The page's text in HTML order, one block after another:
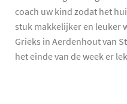
coach uw kind zodat het
stuk makkelijker en leuker
Grieks in Aerdenhout van
het einde van de week er